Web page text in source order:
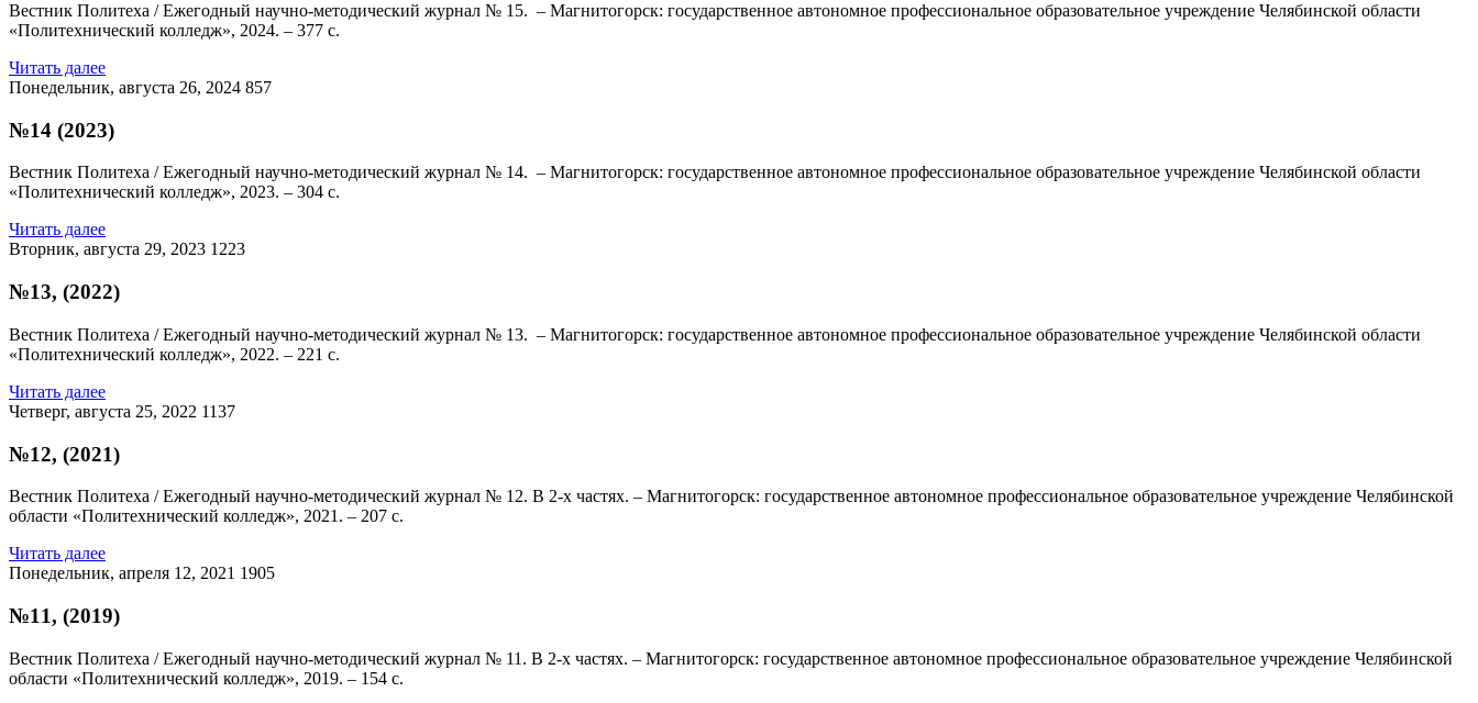
Вестник Политеха / Ежегодный научно-методический журнал № 15. – Магнитогорск: государственное автономное профессиональное образовательное учреждение Челябинской области
«Политехнический колледж», 2024. – 377 с.
Читать далее
Понедельник, августа 26, 2024 857
№14 (2023)
Вестник Политеха / Ежегодный научно-методический журнал № 14. – Магнитогорск: государственное автономное профессиональное образовательное учреждение Челябинской области
«Политехнический колледж», 2023. – 304 с.
Читать далее
Вторник, августа 29, 2023 1223
№13, (2022)
Вестник Политеха / Ежегодный научно-методический журнал № 13. – Магнитогорск: государственное автономное профессиональное образовательное учреждение Челябинской области
«Политехнический колледж», 2022. – 221 с.
Читать далее
Четверг, августа 25, 2022 1137
№12, (2021)
Вестник Политеха / Ежегодный научно-методический журнал № 12. В 2-х частях. – Магнитогорск: государственное автономное профессиональное образовательное учреждение Челябинской
области «Политехнический колледж», 2021. – 207 с.
Читать далее
Понедельник, апреля 12, 2021 1905
№11, (2019)
Вестник Политеха / Ежегодный научно-методический журнал № 11. В 2-х частях. – Магнитогорск: государственное автономное профессиональное образовательное учреждение Челябинской
области «Политехнический колледж», 2019. – 154 с.